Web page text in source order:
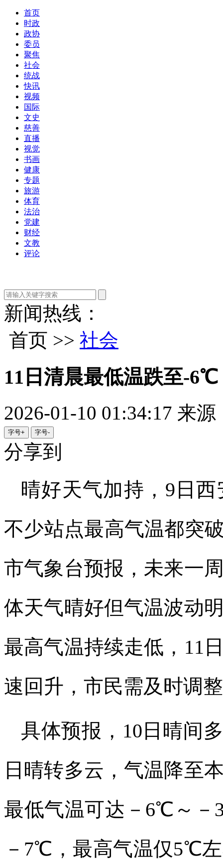
首页
时政
政协
委员
聚焦
社会
统战
快讯
视频
国际
文史
慈善
直播
视觉
书画
健康
专题
旅游
体育
法治
党建
财经
文教
评论
新闻热线：
首页 >> 社会
11日清晨最低温跌至-
2026-01-10 01:34:17 来源
字号+ 字号-
分享到
晴好天气加持，9日
不少站点最高气温都突
市气象台预报，未来一
体天气晴好但气温波动
最高气温持续走低，11
速回升，市民需及时调
具体预报，10日晴间
日晴转多云，气温降至
最低气温可达－6℃～
－7℃，最高气温仅5℃